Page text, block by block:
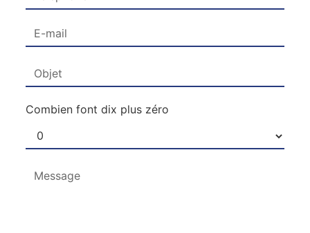
Combien font dix plus zéro